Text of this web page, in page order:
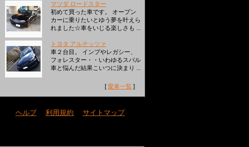
マツダ ロードスター
初めて買った車です。 オープン
カーに乗りたいとゆう夢を叶えら
れました☆車をいじる楽しさも ...
トヨタ アルテッツァ
車２台目。 インプやレガシー、
フォレスター・・いわゆるスバル
車と悩んだ結果こいつに決まり ...
[愛車一覧 ]
ヘルプ｜ 利用規約 サイトマップ